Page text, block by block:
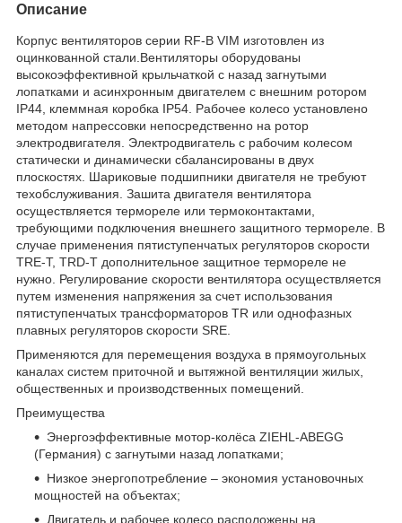
Описание
Корпус вентиляторов серии RF-B VIM изготовлен из
оцинкованной стали.Вентиляторы оборудованы
высокоэффективной крыльчаткой с назад загнутыми
лопатками и асинхронным двигателем с внешним ротором
IP44, клеммная коробка IP54. Рабочее колесо установлено
методом напрессовки непосредственно на ротор
электродвигателя. Электродвигатель с рабочим колесом
статически и динамически сбалансированы в двух
плоскостях. Шариковые подшипники двигателя не требуют
техобслуживания. Зашита двигателя вентилятора
осуществляется термореле или термоконтактами,
требующими подключения внешнего защитного термореле. В
случае применения пятиступенчатых регуляторов скорости
TRE-T, TRD-T дополнительное защитное термореле не
нужно. Регулирование скорости вентилятора осуществляется
путем изменения напряжения за счет использования
пятиступенчатых трансформаторов TR или однофазных
плавных регуляторов скорости SRE.
Применяются для перемещения воздуха в прямоугольных
каналах систем приточной и вытяжной вентиляции жилых,
общественных и производственных помещений.
Преимущества
Энергоэффективные мотор-колёса ZIEHL-ABEGG
(Германия) с загнутыми назад лопатками;
Низкое энергопотребление – экономия установочных
мощностей на объектах;
Двигатель и рабочее колесо расположены на